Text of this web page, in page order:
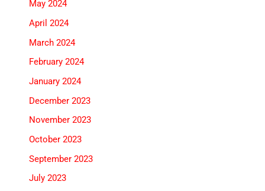
May 2024
April 2024
March 2024
February 2024
January 2024
December 2023
November 2023
October 2023
September 2023
July 2023